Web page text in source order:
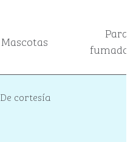
Mascotas
Para
De cortesía